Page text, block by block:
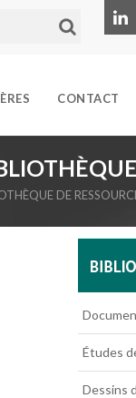
CONTACT
DE
Études
Dessins